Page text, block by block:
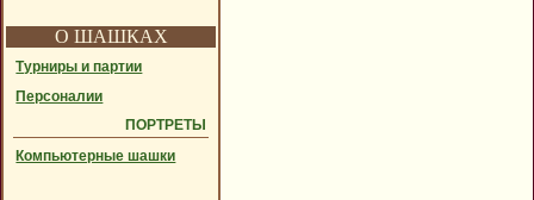
О ШАШКАХ
Турниры и партии
Персоналии
ПОРТРЕТЫ
Компьютерные шашки